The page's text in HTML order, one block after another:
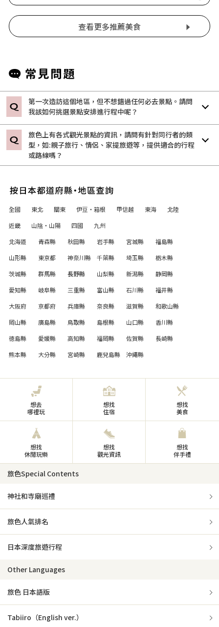
查看更多推薦美食
第一次造訪這個地區，但不想錯過任何必去景點。請問
我該如何挑選景點安排進行程中呢？
旅色上有各式觀光景點的資訊，請問有針對同行者的類
型，如:親子旅行、情侶、家提旅遊等，提供適合的行程
或路線嗎？
全國 東北 關東 伊豆・箱根 甲信越 東海
北陸
近畿
山陰・山陽 四國
九州
北海道
青森縣 秋田縣 岩手縣 宮城縣
福島縣
山形縣
東京都 神奈川縣 千葉縣 埼玉縣
栃木縣
茨城縣
群馬縣 長野縣 山梨縣 新潟縣
静岡縣
愛知縣
岐阜縣 三重縣 富山縣 石川縣
福井縣
大阪府
京都府 兵庫縣 奈良縣 滋賀縣
和歌山縣
岡山縣
廣島縣 鳥取縣 島根縣 山口縣
香川縣
徳島縣
愛媛縣 高知縣 福岡縣 佐賀縣
長崎縣
熊本縣
大分縣 宮崎縣 鹿兒島縣 沖繩縣
想去
哪裡玩
想找
住宿
想找
美食
想找
休閒玩樂
想找
觀光資訊
想找
伴手禮
旅色Special Contents
神社和寺廟巡禮
旅色人氣排名
日本深度旅遊行程
Other Languages
旅色 日本語版
Tabiiro（English ver.）